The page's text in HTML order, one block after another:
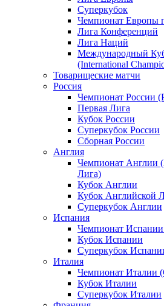
Суперкубок
Чемпионат Европы
Лига Конференций
Лига Наций
Международный
(International
Товарищеские матчи
Россия
Чемпионат России
Первая Лига
Кубок России
Суперкубок России
Сборная России
Англия
Чемпионат Англии
Лига)
Кубок Англии
Кубок Английской
Суперкубок Англии
Испания
Чемпионат
Кубок Испании
Суперкубок
Италия
Чемпионат Италии
Кубок Италии
Суперкубок Италии